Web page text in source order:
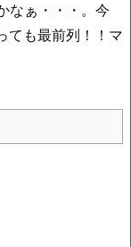
なぁ・・・。今
ても最前列！！マ